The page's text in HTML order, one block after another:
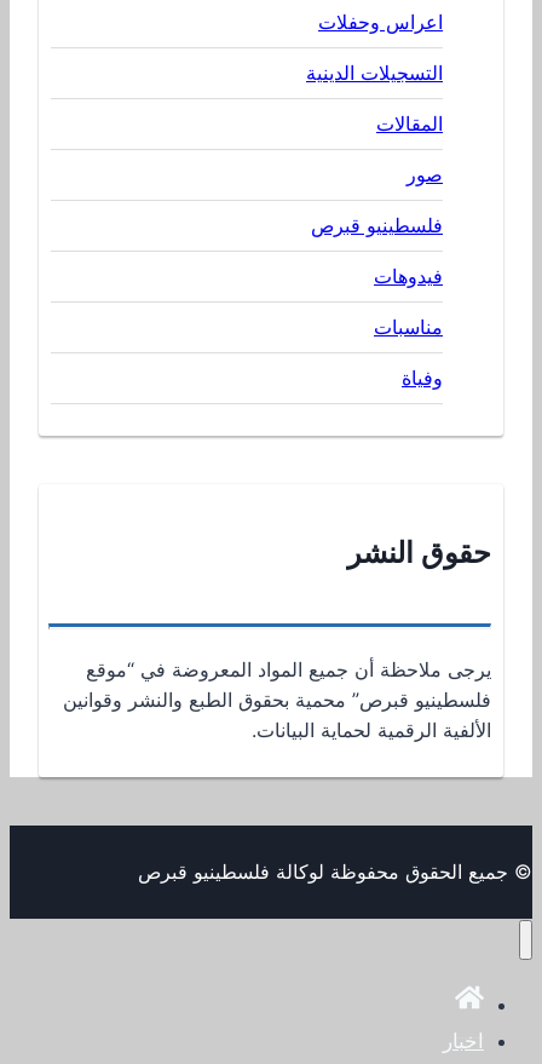
اعراس وحفلات
التسجيلات الدينية
المقالات
صور
فلسطينيو قبرص
فيدوهات
مناسبات
وفياة
حقوق النشر
يرجى ملاحظة أن جميع المواد المعروضة في “موقع
فلسطينيو قبرص” محمية بحقوق الطبع والنشر وقوانين
الألفية الرقمية لحماية البيانات.
© جميع الحقوق محفوظة لوكالة فلسطينيو قبرص
اخبار